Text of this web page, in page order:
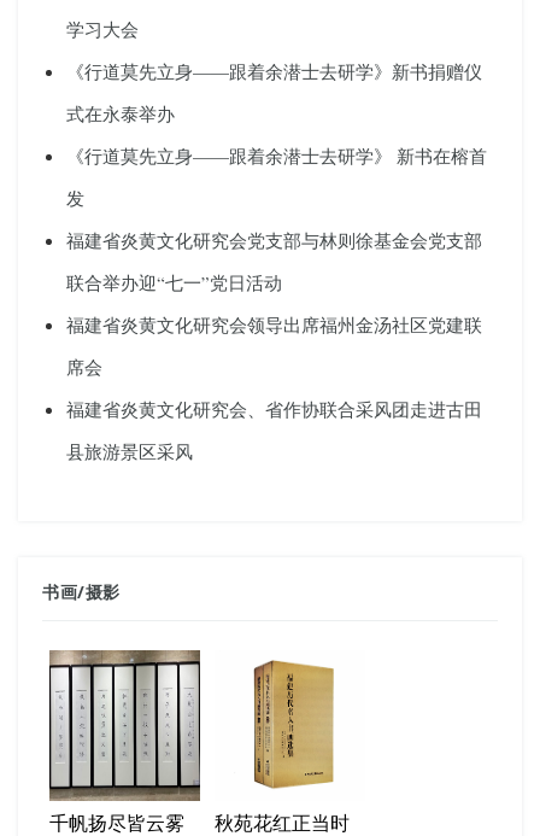
学习大会
《行道莫先立身——跟着余潜士去研学》新书捐赠仪
式在永泰举办
《行道莫先立身——跟着余潜士去研学》 新书在榕首
发
福建省炎黄文化研究会党支部与林则徐基金会党支部
联合举办迎“七一”党日活动
福建省炎黄文化研究会领导出席福州金汤社区党建联
席会
福建省炎黄文化研究会、省作协联合采风团走进古田
县旅游景区采风
书画/摄影
千帆扬尽皆云雾
秋苑花红正当时